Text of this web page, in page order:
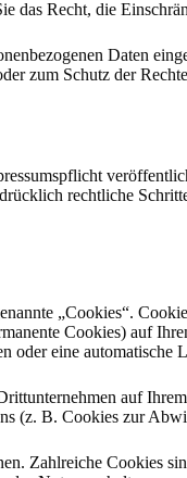
das Recht, die
Daten
zum Schutz der
rechtliche
„Cookies“.
Cookies) auf
oder eine
auf
(z. B. Cookies zur
Zahlreiche Cookies